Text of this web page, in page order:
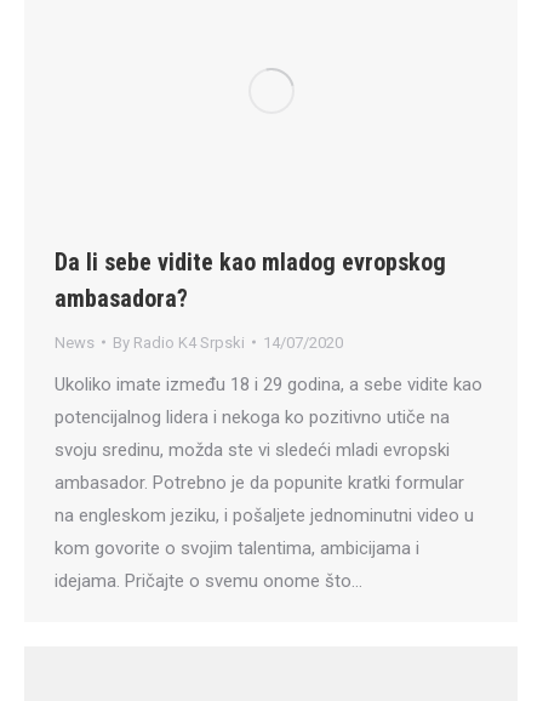
Da li sebe vidite kao mladog evropskog
ambasadora?
News By Radio K4 Srpski 14/07/2020
Ukoliko imate između 18 i 29 godina, a sebe vidite kao
potencijalnog lidera i nekoga ko pozitivno utiče na
svoju sredinu, možda ste vi sledeći mladi evropski
ambasador. Potrebno je da popunite kratki formular
na engleskom jeziku, i pošaljete jednominutni video u
kom govorite o svojim talentima, ambicijama i
idejama. Pričajte o svemu onome što…